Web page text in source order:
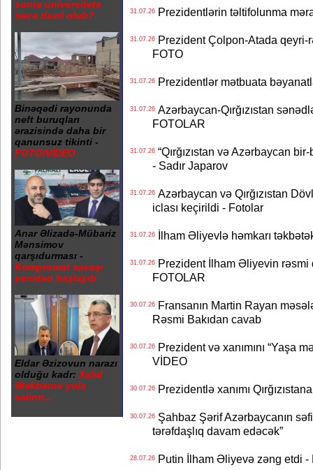
sonra universitetə
necə daxil olub?
Binəqədi rayonunda
neft buruqları
ərazisində daha bir
qanunsuz tikinti -
FOTO/VİDEO
Anar Əlizadə-Mübariz
Mənsimov
qarşıdurması -
Kompromat savaşı
yenidən başlayıb
Eldar Əzizovun narazı
olduğu kadr: Xalid
Ələkbərov yola
salınır...
31.07.26Prezidentlərin təltifolunma
31.07.26Prezident Çolpon-Atada qeyri-
FOTO
31.07.26Prezidentlər mətbuata
31.07.26Azərbaycan-Qırğızıstan
FOTOLAR
31.07.26“Qırğızıstan və Azərbaycan
- Sadır Japarov
31.07.26Azərbaycan və Qırğızıstan
iclası keçirildi - Fotolar
31.07.26İlham Əliyevlə həmkarı
31.07.26Prezident İlham Əliyevin rəsmi
FOTOLAR
30.07.26Fransanın Martin Rayan
Rəsmi Bakıdan cavab
30.07.26Prezident və xanımını “Yaşa
VİDEO
30.07.26Prezidentlə xanımı
30.07.26Şahbaz Şərif Azərbaycanın
tərəfdaşlıq davam edəcək”
28.07.26Putin İlham Əliyevə zəng etdi -